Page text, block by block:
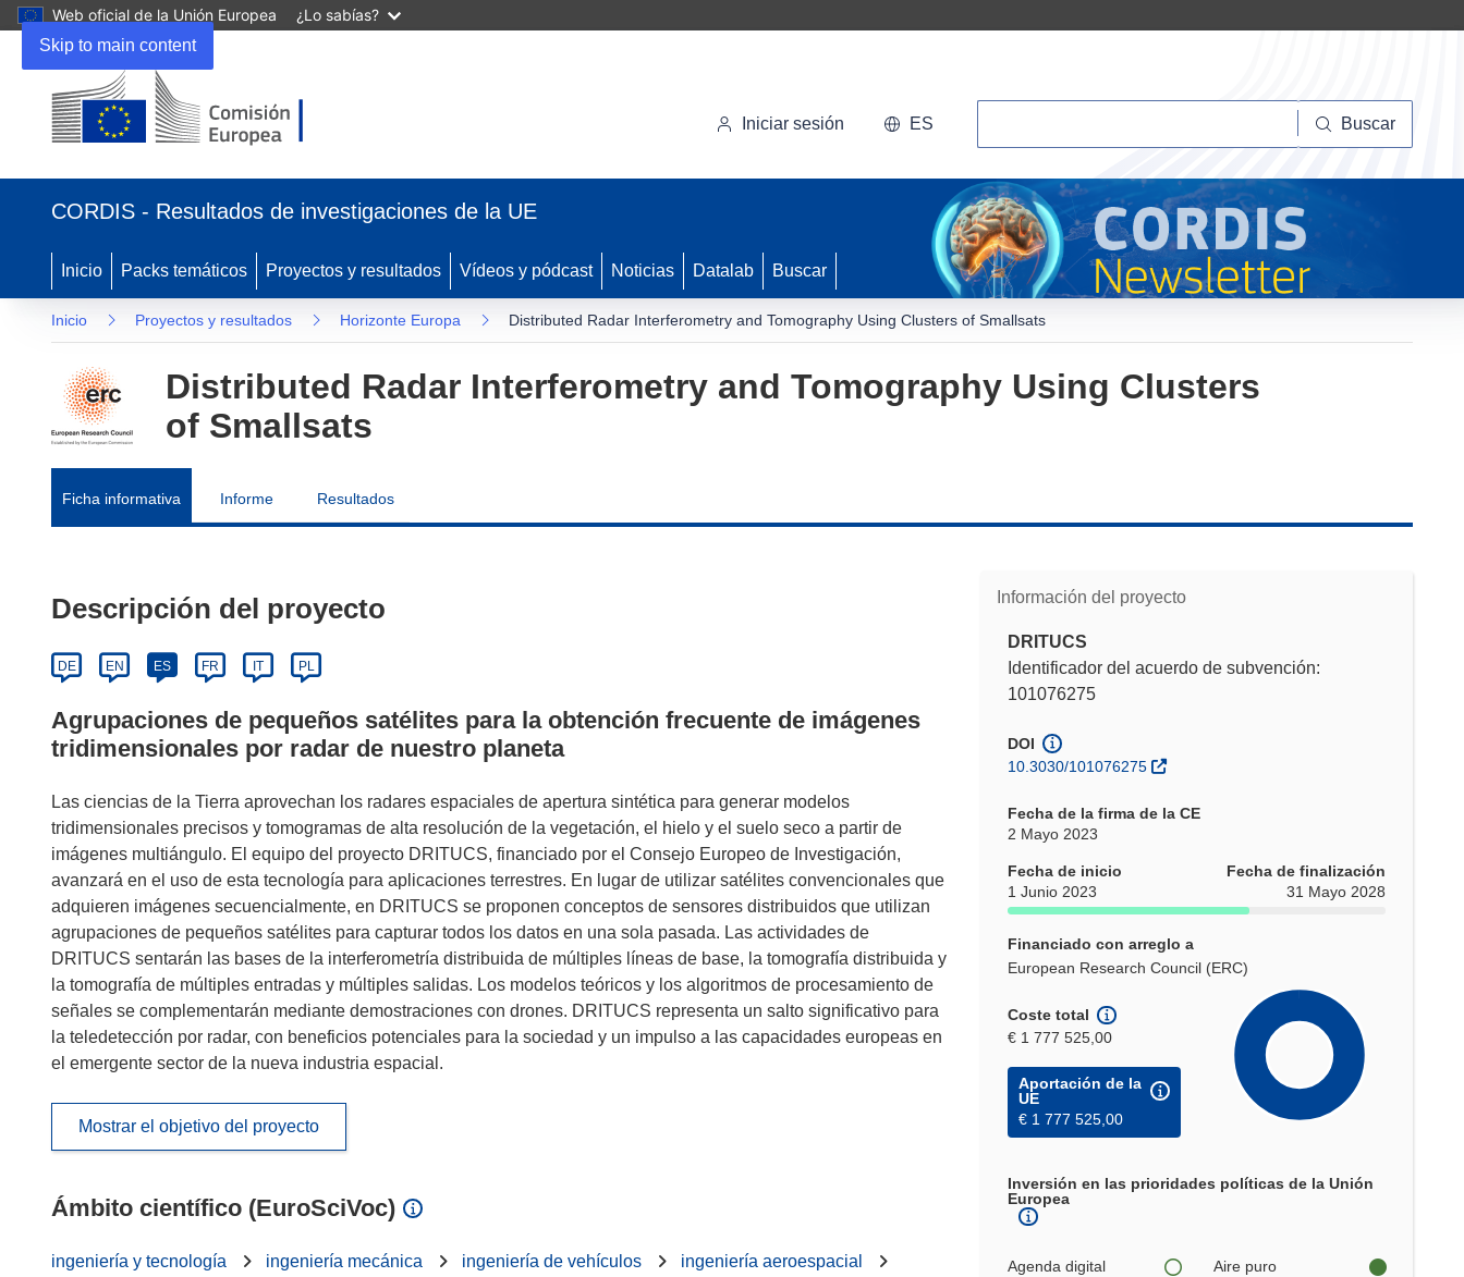
Skip to main content
Web oficial de la Unión Europea ¿Lo sabías?
Iniciar sesión ES Buscar
CORDIS - Resultados de investigaciones de la UE
Inicio Packs temáticos Proyectos y resultados Vídeos y pódcast Noticias Datalab Buscar
Inicio Proyectos y resultados Horizonte Europa Distributed Radar Interferometry and Tomography Using Clusters of Smallsats
Distributed Radar Interferometry and Tomography Using Clusters
of Smallsats
Ficha informativa Informe Resultados
Información del proyecto
DRITUCS
Identificador del acuerdo de subvención:
101076275
DOI
10.3030/101076275
Fecha de la firma de la CE
2 Mayo 2023
Fecha de inicio
1 Junio 2023
Fecha de finalización
31 Mayo 2028
Financiado con arreglo a
European Research Council (ERC)
Coste total
€ 1 777 525,00
Aportación de la
UE
€ 1 777 525,00
Inversión en las prioridades políticas de la Unión
Europea
Agenda digital Aire puro
Descripción del proyecto
DE EN ES FR IT PL
Agrupaciones de pequeños satélites para la obtención frecuente de imágenes
tridimensionales por radar de nuestro planeta
Las ciencias de la Tierra aprovechan los radares espaciales de apertura sintética para generar modelos
tridimensionales precisos y tomogramas de alta resolución de la vegetación, el hielo y el suelo seco a partir de
imágenes multiángulo. El equipo del proyecto DRITUCS, financiado por el Consejo Europeo de Investigación,
avanzará en el uso de esta tecnología para aplicaciones terrestres. En lugar de utilizar satélites convencionales que
adquieren imágenes secuencialmente, en DRITUCS se proponen conceptos de sensores distribuidos que utilizan
agrupaciones de pequeños satélites para capturar todos los datos en una sola pasada. Las actividades de
DRITUCS sentarán las bases de la interferometría distribuida de múltiples líneas de base, la tomografía distribuida y
la tomografía de múltiples entradas y múltiples salidas. Los modelos teóricos y los algoritmos de procesamiento de
señales se complementarán mediante demostraciones con drones. DRITUCS representa un salto significativo para
la teledetección por radar, con beneficios potenciales para la sociedad y un impulso a las capacidades europeas en
el emergente sector de la nueva industria espacial.
Mostrar el objetivo del proyecto
Ámbito científico (EuroSciVoc)
ingeniería y tecnología ingeniería mecánica ingeniería de vehículos
ingeniería aeroespacial